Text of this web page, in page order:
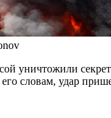
уничтожили
словам, удар